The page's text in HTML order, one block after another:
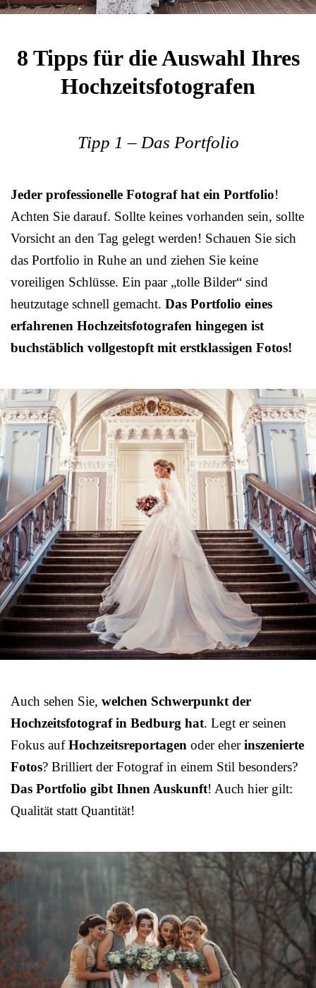
8 Tipps für die Auswahl Ihres
Hochzeitsfotografen
Tipp 1 – Das Portfolio
Jeder professionelle Fotograf hat ein Portfolio!
Achten Sie darauf. Sollte keines vorhanden sein, sollte
Vorsicht an den Tag gelegt werden! Schauen Sie sich
das Portfolio in Ruhe an und ziehen Sie keine
voreiligen Schlüsse. Ein paar „tolle Bilder“ sind
heutzutage schnell gemacht. Das Portfolio eines
erfahrenen Hochzeitsfotografen hingegen ist
buchstäblich vollgestopft mit erstklassigen Fotos!
Auch sehen Sie, welchen Schwerpunkt der
Hochzeitsfotograf in Bedburg hat. Legt er seinen
Fokus aufHochzeitsreportagen oder eherinszenierte
Fotos? Brilliert der Fotograf in einem Stil besonders?
Das Portfolio gibt Ihnen Auskunft! Auch hier gilt:
Qualität statt Quantität!